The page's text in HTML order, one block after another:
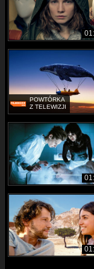
POWTÓRKA
Z TELEWIZJI